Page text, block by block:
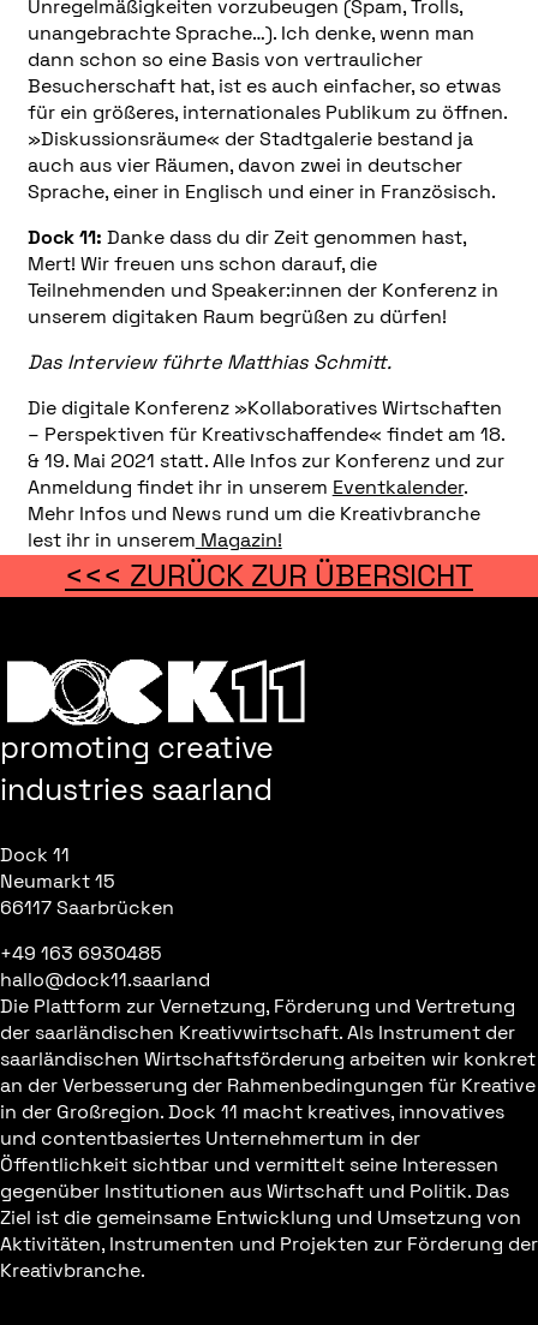
Unregelmäßigkeiten vorzubeugen (Spam, Trolls,
unangebrachte Sprache…). Ich denke, wenn man
dann schon so eine Basis von vertraulicher
Besucherschaft hat, ist es auch einfacher, so etwas
für ein größeres, internationales Publikum zu öffnen.
»Diskussionsräume« der Stadtgalerie bestand ja
auch aus vier Räumen, davon zwei in deutscher
Sprache, einer in Englisch und einer in Französisch.
Dock 11: Danke dass du dir Zeit genommen hast,
Mert! Wir freuen uns schon darauf, die
Teilnehmenden und Speaker:innen der Konferenz in
unserem digitaken Raum begrüßen zu dürfen!
Das Interview führte Matthias Schmitt.
Die digitale Konferenz »Kollaboratives Wirtschaften
– Perspektiven für Kreativschaffende« findet am 18.
& 19. Mai 2021 statt. Alle Infos zur Konferenz und zur
Anmeldung findet ihr in unserem Eventkalender.
Mehr Infos und News rund um die Kreativbranche
lest ihr in unserem Magazin!
<<< ZURÜCK ZUR ÜBERSICHT
promoting creative
industries saarland
Dock 11
Neumarkt 15
66117 Saarbrücken
+49 163 6930485
hallo@dock11.saarland
Die Plattform zur Vernetzung, Förderung und Vertretung
der saarländischen Kreativwirtschaft. Als Instrument der
saarländischen Wirtschaftsförderung arbeiten wir konkret
an der Verbesserung der Rahmenbedingungen für Kreative
in der Großregion. Dock 11 macht kreatives, innovatives
und contentbasiertes Unternehmertum in der
Öffentlichkeit sichtbar und vermittelt seine Interessen
gegenüber Institutionen aus Wirtschaft und Politik. Das
Ziel ist die gemeinsame Entwicklung und Umsetzung von
Aktivitäten, Instrumenten und Projekten zur Förderung der
Kreativbranche.